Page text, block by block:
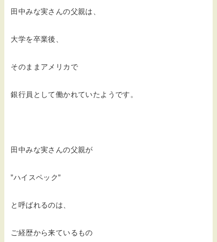
田中みな実さんの父親は、
大学を卒業後、
そのままアメリカで
銀行員として働かれていたようです。
田中みな実さんの父親が
”ハイスペック”
と呼ばれるのは、
ご経歴から来ているもの